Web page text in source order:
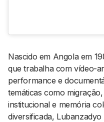
Nascido em Angola em
que trabalha com vídeo-
performance e
temáticas como
institucional e memória
diversificada,